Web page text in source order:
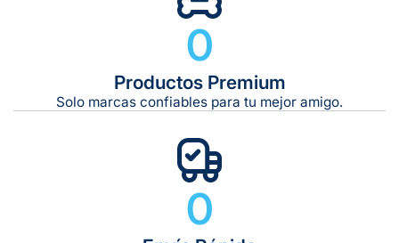
0
Productos Premium
Solo marcas confiables para tu mejor amigo.
0